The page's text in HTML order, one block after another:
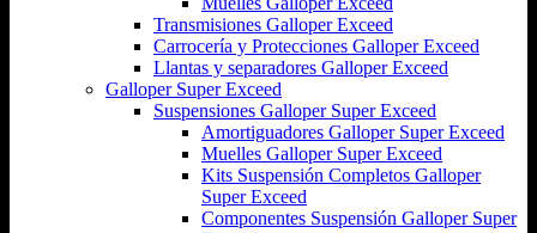
Transmisiones Galloper Exceed
Carrocería y Protecciones Galloper Exceed
Llantas y separadores Galloper Exceed
Galloper Super Exceed
Suspensiones Galloper Super Exceed
Amortiguadores Galloper Super Exceed
Muelles Galloper Super Exceed
Kits Suspensión Completos Galloper
Super Exceed
Componentes Suspensión Galloper Super